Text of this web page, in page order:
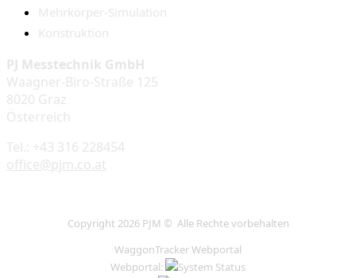
Mehrkörper-Simulation
Konstruktion
PJ Messtechnik GmbH
Waagner-Biro-Straße 125
8020 Graz
Österreich
Tel.: +43 316 228454
office@pjm.co.at
Copyright 2026 PJM © Alle Rechte vorbehalten
WaggonTracker Webportal
Webportal: